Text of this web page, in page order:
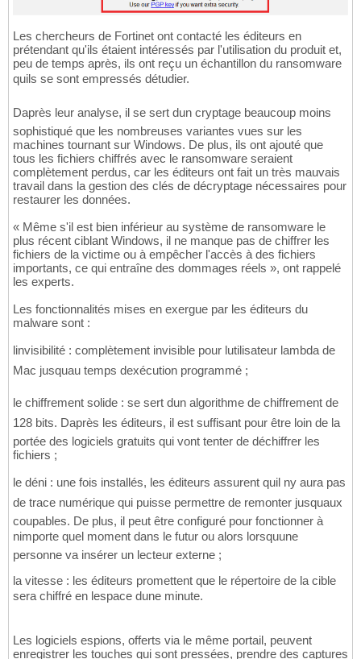
Les chercheurs de Fortinet ont contacté les éditeurs en
prétendant qu'ils étaient intéressés par l'utilisation du produit et,
peu de temps après, ils ont reçu un échantillon du ransomware
quils se sont empressés détudier.
Daprès leur analyse, il se sert dun cryptage beaucoup moins
sophistiqué que les nombreuses variantes vues sur les
machines tournant sur Windows. De plus, ils ont ajouté que
tous les fichiers chiffrés avec le ransomware seraient
complètement perdus, car les éditeurs ont fait un très mauvais
travail dans la gestion des clés de décryptage nécessaires pour
restaurer les données.
« Même s'il est bien inférieur au système de ransomware le
plus récent ciblant Windows, il ne manque pas de chiffrer les
fichiers de la victime ou à empêcher l'accès à des fichiers
importants, ce qui entraîne des dommages réels », ont rappelé
les experts.
Les fonctionnalités mises en exergue par les éditeurs du
malware sont :
linvisibilité : complètement invisible pour lutilisateur lambda de
Mac jusquau temps dexécution programmé ;
le chiffrement solide : se sert dun algorithme de chiffrement de
128 bits. Daprès les éditeurs, il est suffisant pour être loin de la
portée des logiciels gratuits qui vont tenter de déchiffrer les
fichiers ;
le déni : une fois installés, les éditeurs assurent quil ny aura pas
de trace numérique qui puisse permettre de remonter jusquaux
coupables. De plus, il peut être configuré pour fonctionner à
nimporte quel moment dans le futur ou alors lorsquune
personne va insérer un lecteur externe ;
la vitesse : les éditeurs promettent que le répertoire de la cible
sera chiffré en lespace dune minute.
Les logiciels espions, offerts via le même portail, peuvent
enregistrer les touches qui sont pressées, prendre des captures